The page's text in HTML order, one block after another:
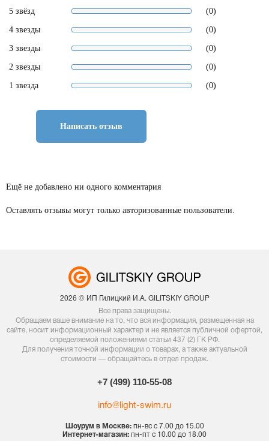
5 звёзд (0)
4 звезды (0)
3 звезды (0)
2 звезды (0)
1 звезда (0)
Написать отзыв
Ещё не добавлено ни одного комментария
Оставлять отзывы могут только авторизованные пользователи.
2026 © ИП Гилицкий И.А. GILITSKIY GROUP
Все права защищены.
Обращаем ваше внимание на то, что вся информация, размещенная на
сайте, носит информационный характер и не является публичной офертой,
определяемой положениями статьи 437 (2) ГК РФ.
Для получения точной информации о товарах, а также актуальной
стоимости — обращайтесь в отдел продаж.
+7 (499) 110-55-08
info@light-swim.ru
Шоурум в Москве:пн-вс с 7.00 до 15.00
Интернет-магазин: пн-пт с 10.00 до 18.00